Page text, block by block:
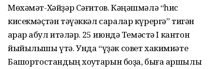
Мөхәмәт-Хәйҙәр Сәғитов. Кәңәшмәлә “һис
кисекмәҫтән тәүәккәл саралар күрергә” тигән
ҡарар ҡабул итәләр. 25 июндә Темәстә I кантон
йыйылышы үтә. Унда “үҙәк совет хакимиәте
Башҡортостандың хоҡуҡтарын боҙа, быға ҡаршылыҡ